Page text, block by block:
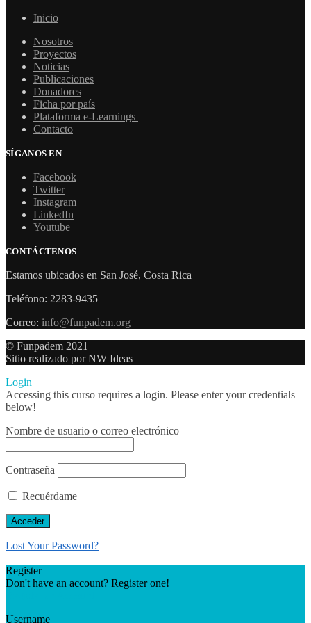
Inicio
Nosotros
Proyectos
Noticias
Publicaciones
Donadores
Ficha por país
Plataforma e-Learnings
Contacto
SÍGANOS EN
Facebook
Twitter
Instagram
LinkedIn
Youtube
CONTÁCTENOS
Estamos ubicados en San José, Costa Rica
Teléfono: 2283-9435
Correo: info@funpadem.org
© Funpadem 2021
Sitio realizado por NW Ideas
Login
Accessing this curso requires a login. Please enter your credentials
below!
Nombre de usuario o correo electrónico
Contraseña
Recuérdame
Lost Your Password?
Register
Don't have an account? Register one!
Username